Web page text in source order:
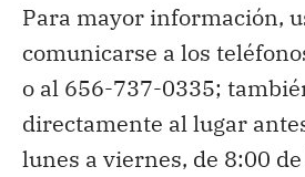
Para mayor información,
comunicarse a los
o al 656-737-0335;
directamente al lugar
lunes a viernes, de 8:00